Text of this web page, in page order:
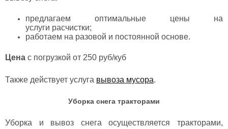
предлагаем оптимальные цены на
услуги расчистки;
работаем на разовой и постоянной основе.
Цена с погрузкой от 250 руб/куб
Также действует услуга вывоза мусора.
Уборка снега тракторами
Уборка и вывоз снегаосуществляется тракторами,